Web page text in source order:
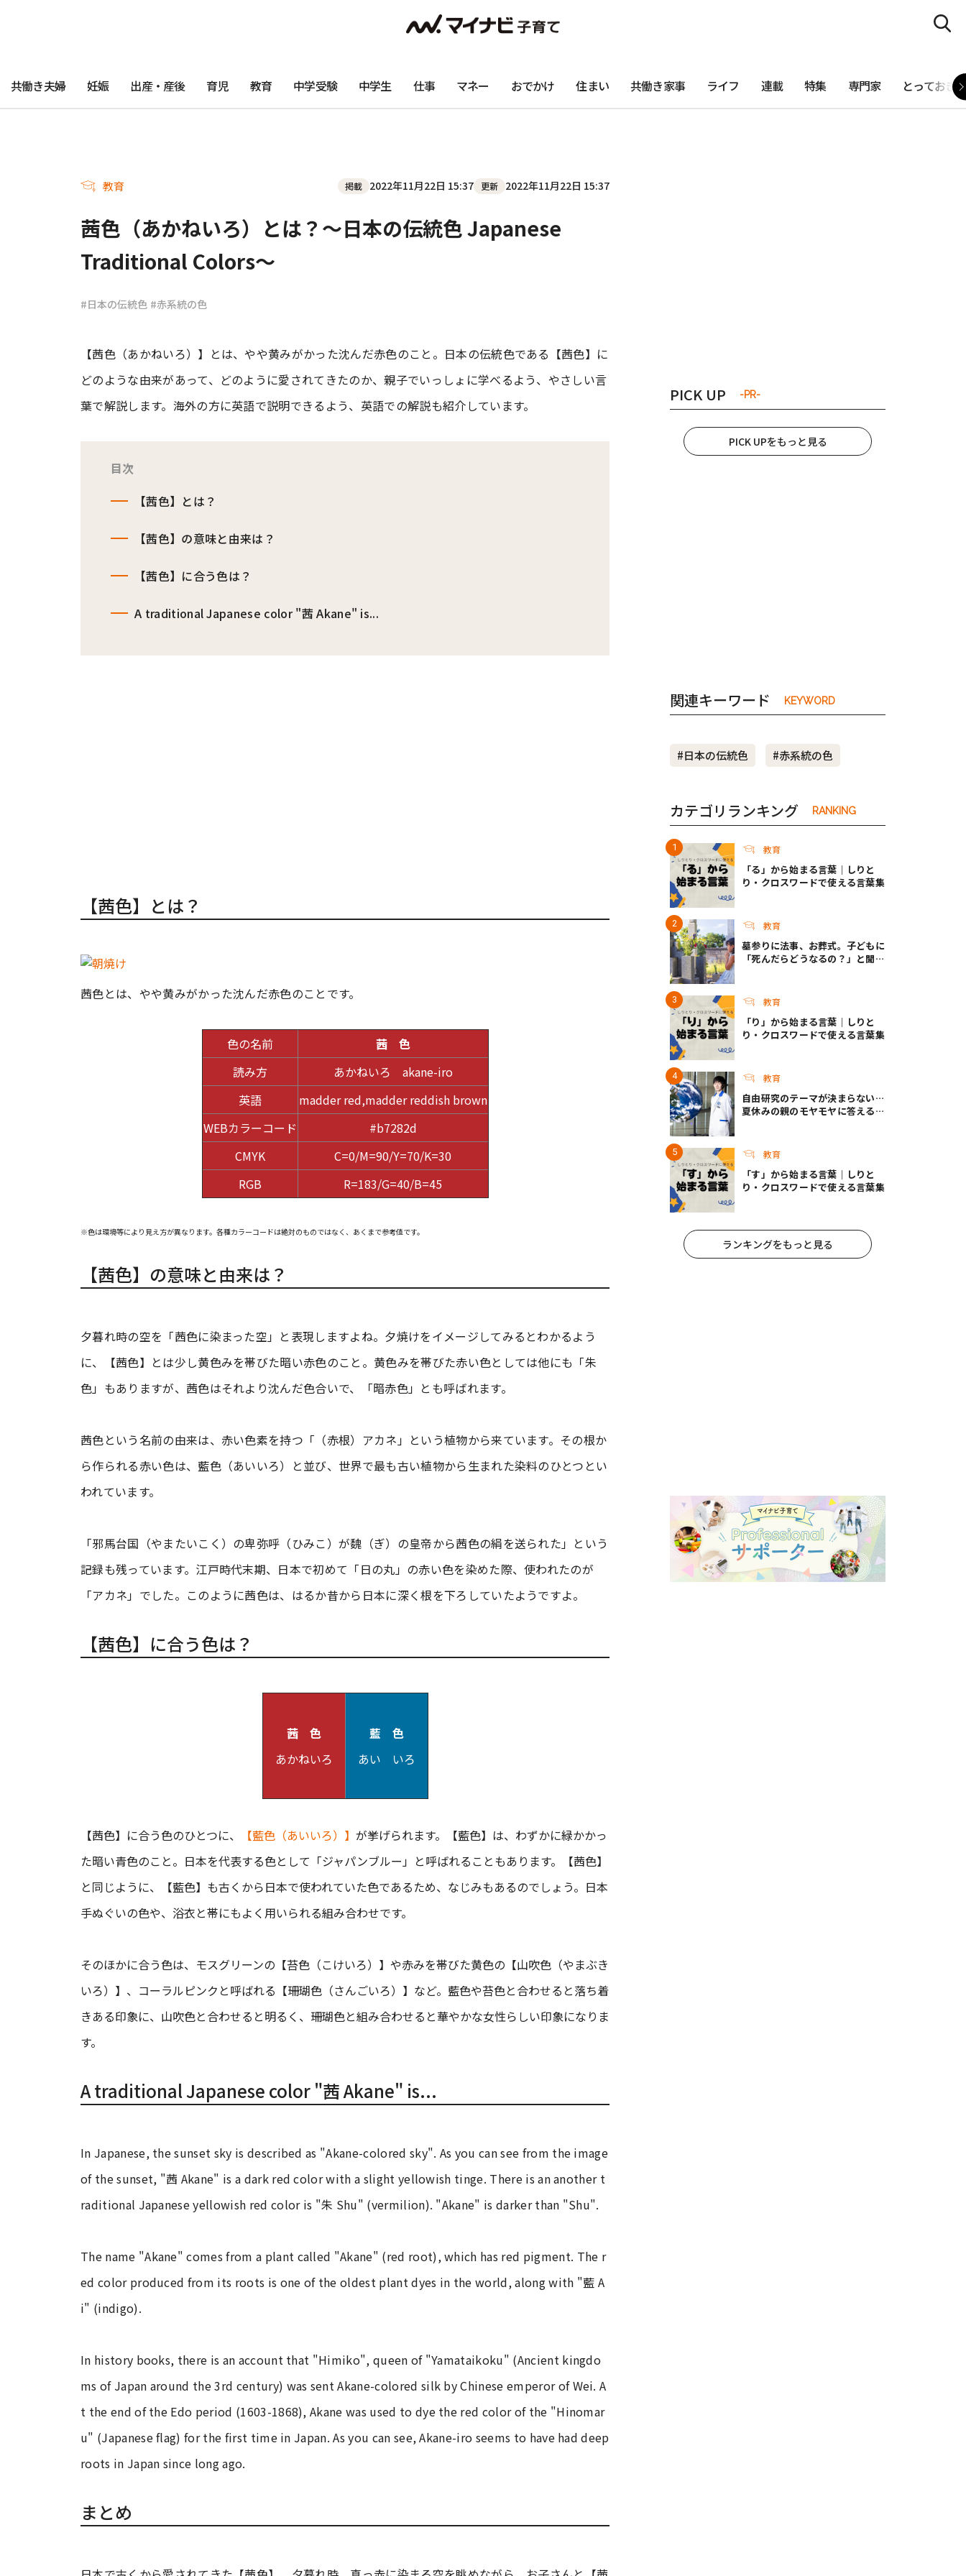
共働き夫婦 妊娠 出産・産後 育児 教育 中学受験 中学生 仕事 マネー おでかけ 住まい 共働き家事 ライフ 連載 特集 専門家 とっておき
教育 掲載 2022年11月22日 15:37 更新 2022年11月22日 15:37
茜色（あかねいろ）とは？～日本の伝統色 Japanese
Traditional Colors～
#日本の伝統色 #赤系統の色
【茜色（あかねいろ）】とは、やや黄みがかった沈んだ赤色のこと。日本の伝統色である【茜色】に
どのような由来があって、どのように愛されてきたのか、親子でいっしょに学べるよう、やさしい言
葉で解説します。海外の方に英語で説明できるよう、英語での解説も紹介しています。
目次
【茜色】とは？
【茜色】の意味と由来は？
【茜色】に合う色は？
A traditional Japanese color "茜 Akane" is...
【茜色】とは？
茜色とは、やや黄みがかった沈んだ赤色のことです。
色の名前
茜 色
読み方
あかねいろ akane-iro
英語
madder red,madder reddish brown
WEBカラーコード
#b7282d
CMYK
C=0/M=90/Y=70/K=30
RGB
R=183/G=40/B=45
※色は環境等により見え方が異なります。各種カラーコードは絶対のものではなく、あくまで参考値です。
【茜色】の意味と由来は？
夕暮れ時の空を「茜色に染まった空」と表現しますよね。夕焼けをイメージしてみるとわかるよう
に、【茜色】とは少し黄色みを帯びた暗い赤色のこと。黄色みを帯びた赤い色としては他にも「朱
色」もありますが、茜色はそれより沈んだ色合いで、「暗赤色」とも呼ばれます。
茜色という名前の由来は、赤い色素を持つ「（赤根）アカネ」という植物から来ています。その根か
ら作られる赤い色は、藍色（あいいろ）と並び、世界で最も古い植物から生まれた染料のひとつとい
われています。
「邪馬台国（やまたいこく）の卑弥呼（ひみこ）が魏（ぎ）の皇帝から茜色の絹を送られた」という
記録も残っています。江戸時代末期、日本で初めて「日の丸」の赤い色を染めた際、使われたのが
「アカネ」でした。このように茜色は、はるか昔から日本に深く根を下ろしていたようですよ。
【茜色】に合う色は？
茜 色
あかねいろ
藍 色
あい いろ
【茜色】に合う色のひとつに、 【藍色（あいいろ）】 が挙げられます。【藍色】は、わずかに緑かかっ
た暗い青色のこと。日本を代表する色として「ジャパンブルー」と呼ばれることもあります。【茜色】
と同じように、【藍色】も古くから日本で使われていた色であるため、なじみもあるのでしょう。日本
手ぬぐいの色や、浴衣と帯にもよく用いられる組み合わせです。
そのほかに合う色は、モスグリーンの【苔色（こけいろ）】や赤みを帯びた黄色の【山吹色（やまぶき
いろ）】、コーラルピンクと呼ばれる【珊瑚色（さんごいろ）】など。藍色や苔色と合わせると落ち着
きある印象に、山吹色と合わせると明るく、珊瑚色と組み合わせると華やかな女性らしい印象になりま
す。
A traditional Japanese color "茜 Akane" is...
In Japanese, the sunset sky is described as "Akane-colored sky". As you can see from the image
of the sunset, "茜 Akane" is a dark red color with a slight yellowish tinge. There is an another t
raditional Japanese yellowish red color is "朱 Shu" (vermilion). "Akane" is darker than "Shu".
The name "Akane" comes from a plant called "Akane" (red root), which has red pigment. The r
ed color produced from its roots is one of the oldest plant dyes in the world, along with "藍 A
i" (indigo).
In history books, there is an account that "Himiko", queen of "Yamataikoku" (Ancient kingdo
ms of Japan around the 3rd century) was sent Akane-colored silk by Chinese emperor of Wei. A
t the end of the Edo period (1603-1868), Akane was used to dye the red color of the "Hinomar
u" (Japanese flag) for the first time in Japan. As you can see, Akane-iro seems to have had deep
roots in Japan since long ago.
まとめ
PICK UP -PR-
PICK UPをもっと見る
関連キーワード KEYWORD
#日本の伝統色 #赤系統の色
カテゴリランキング RANKING
教育
「る」から始まる言葉｜しりと
り・クロスワードで使える言葉集
教育
墓参りに法事、お葬式。子どもに
「死んだらどうなるの？」と聞か
教育
「り」から始まる言葉｜しりと
り・クロスワードで使える言葉集
教育
自由研究のテーマが決まらない…
夏休みの親のモヤモヤに答える！
教育
「す」から始まる言葉｜しりと
り・クロスワードで使える言葉集
ランキングをもっと見る